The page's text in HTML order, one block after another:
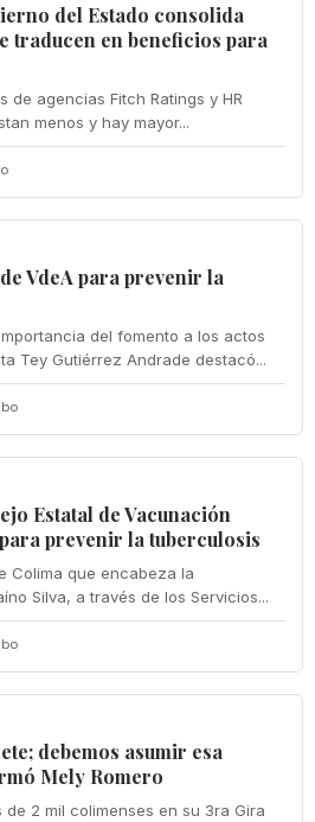
del Estado consolida
traducen en beneficios para
agencias Fitch Ratings y HR
menos y hay mayor...
VdeA ‎para prevenir la
del fomento a los actos
Tey Gutiérrez Andrade destacó...
Estatal de Vacunación
prevenir la tuberculosis
Colima que encabeza la
Silva, a través de los Servicios...
debemos asumir esa
Mely Romero
2 mil colimenses en su 3ra Gira